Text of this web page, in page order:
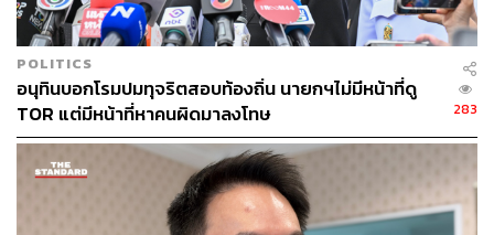
157
ABOUT THE AUTHOR
THE STANDARD TEAM
กองบรรณาธิการ THE STANDARD
ABOUT THE PHOTOGRAPHER
POLITICS
อนุทินบอกโรมปมทุจริตสอบท้องถิ่น นายกฯไม่มีหน้าที่ดู
TOR แต่มีหน้าที่หาคนผิดมาลงโทษ
283